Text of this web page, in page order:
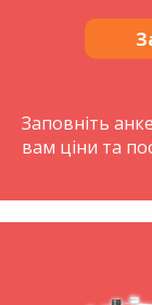
Заповніть
вам ціни та